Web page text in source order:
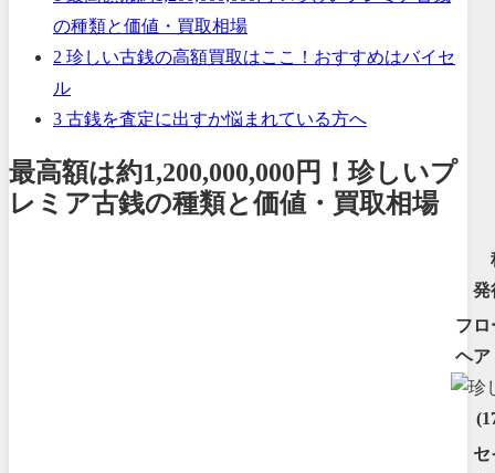
の種類と価値・買取相場
2 珍しい古銭の高額買取はここ！おすすめはバイセ
ル
3 古銭を査定に出すか悩まれている方へ
最高額は約1,200,000,000円！珍しいプ
レミア古銭の種類と価値・買取相場
発
フロ
ヘア
セ